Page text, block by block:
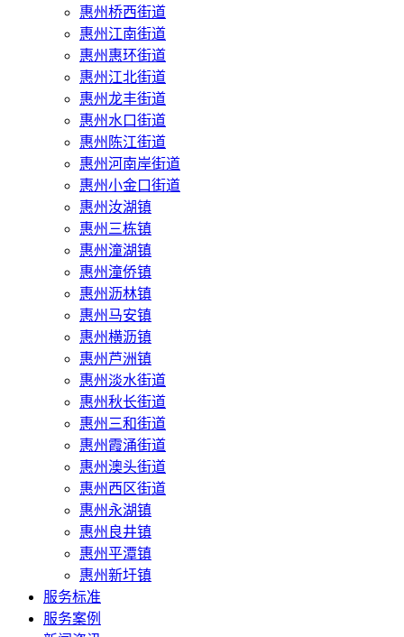
惠州桥西街道
惠州江南街道
惠州惠环街道
惠州江北街道
惠州龙丰街道
惠州水口街道
惠州陈江街道
惠州河南岸街道
惠州小金口街道
惠州汝湖镇
惠州三栋镇
惠州潼湖镇
惠州潼侨镇
惠州沥林镇
惠州马安镇
惠州横沥镇
惠州芦洲镇
惠州淡水街道
惠州秋长街道
惠州三和街道
惠州霞涌街道
惠州澳头街道
惠州西区街道
惠州永湖镇
惠州良井镇
惠州平潭镇
惠州新圩镇
服务标准
服务案例